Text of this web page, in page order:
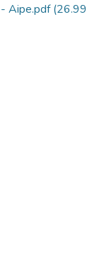
Aipe.pdf(26.99